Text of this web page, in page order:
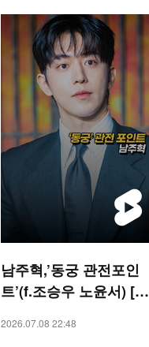
남주혁,’동궁 관전포인
트’(f.조승우 노윤서) [O!
2026.07.08 22:48